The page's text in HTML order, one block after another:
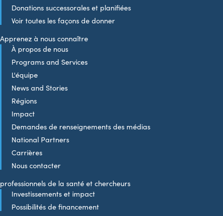
Donations successorales et planifiées
Voir toutes les façons de donner
Apprenez à nous connaître
À propos de nous
Programs and Services
L'équipe
News and Stories
Régions
Impact
Demandes de renseignements des médias
National Partners
Carrières
Nous contacter
professionnels de la santé et chercheurs
Investissements et impact
Possibilités de financement